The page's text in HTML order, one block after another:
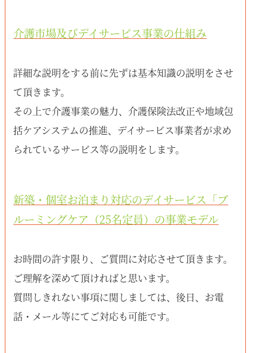
介護市場及びデイサービス事業の仕組み
詳細な説明をする前に先ずは基本知識の説明をさせ
て頂きます。
その上で介護事業の魅力、介護保険法改正や地域包
括ケアシステムの推進、デイサービス事業者が求め
られているサービス等の説明をします。
新築・個室お泊まり対応のデイサービス「ブ
ルーミングケア（25名定員）の事業モデル
お時間の許す限り、ご質問に対応させて頂きます。
ご理解を深めて頂ければと思います。
質問しきれない事項に関しましては、後日、お電
話・メール等にてご対応も可能です。